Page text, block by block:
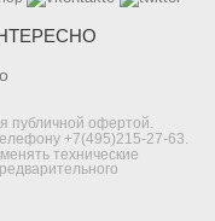
публичной офертой.
+7(495)215-27-63
технические